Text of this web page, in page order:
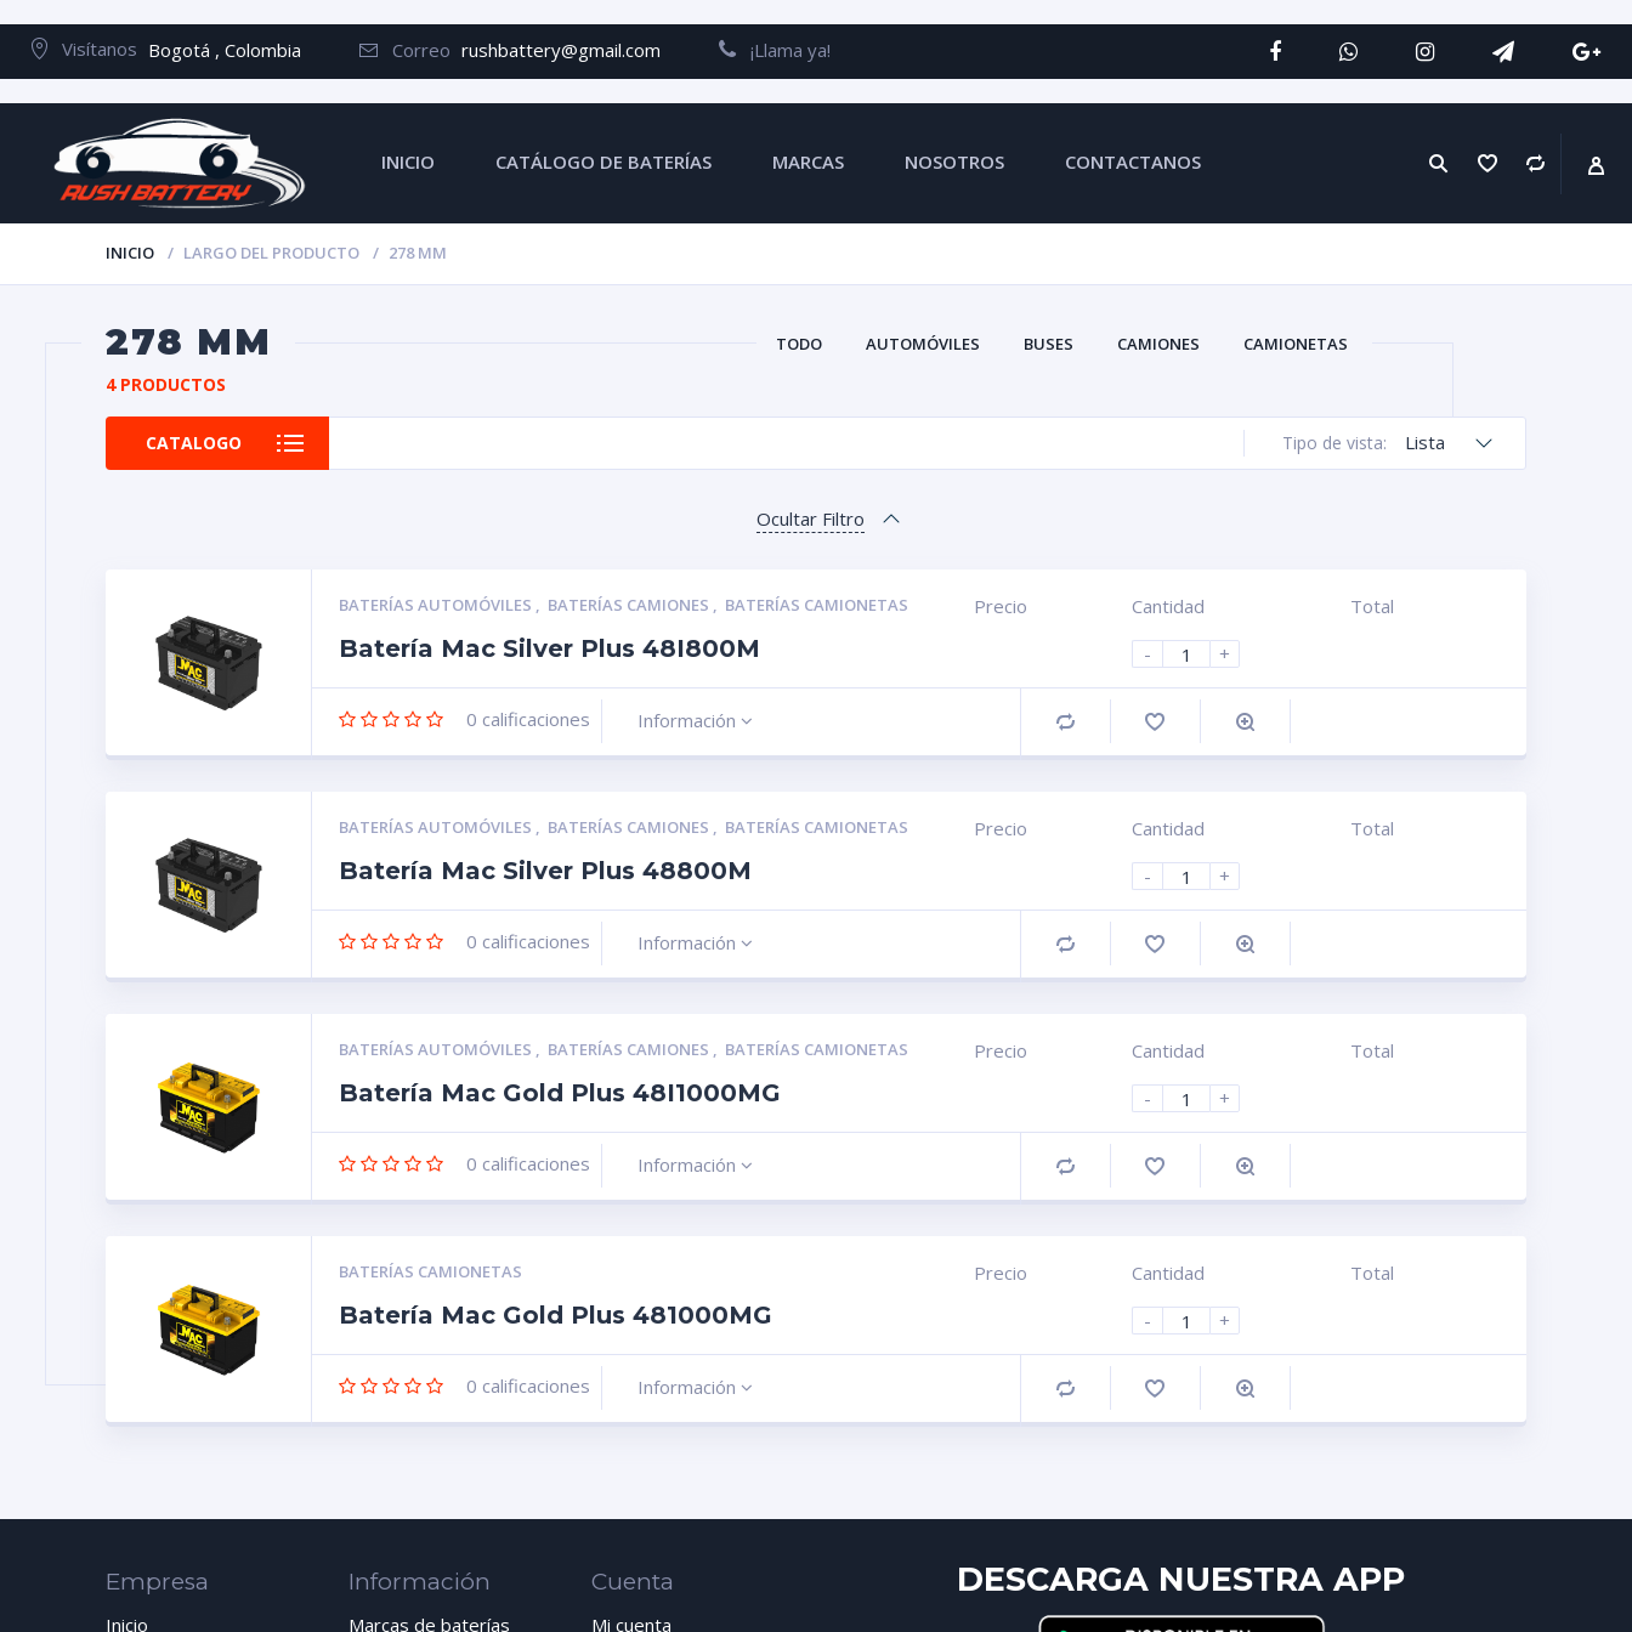
Visítanos Bogotá , Colombia Correo rushbattery@gmail.com ¡Llama ya!
INICIO CATÁLOGO DE BATERÍAS MARCAS NOSOTROS CONTACTANOS
INICIO LARGO DEL PRODUCTO 278 MM
278 MM TODO AUTOMÓVILES BUSES CAMIONES CAMIONETAS
4 PRODUCTOS
CATALOGO Tipo de vista: Lista
Ocultar Filtro
BATERÍAS AUTOMÓVILES , BATERÍAS CAMIONES , BATERÍAS CAMIONETAS
Batería Mac Silver Plus 48I800M
Precio
Cantidad
-
+
Total
0 calificaciones Información Comprar
BATERÍAS AUTOMÓVILES , BATERÍAS CAMIONES , BATERÍAS CAMIONETAS
Batería Mac Silver Plus 48800M
Precio
Cantidad
-
+
Total
0 calificaciones Información Comprar
BATERÍAS AUTOMÓVILES , BATERÍAS CAMIONES , BATERÍAS CAMIONETAS
Batería Mac Gold Plus 48I1000MG
Precio
Cantidad
-
+
Total
0 calificaciones Información Comprar
BATERÍAS CAMIONETAS
Batería Mac Gold Plus 481000MG
Precio
Cantidad
-
+
Total
0 calificaciones Información Comprar
Empresa
Inicio
Información
Marcas de baterías
Cuenta
Mi cuenta
DESCARGA NUESTRA APP